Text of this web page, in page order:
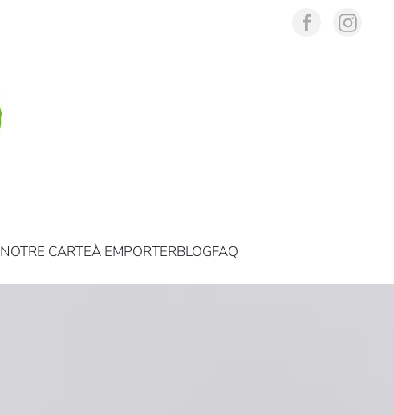
NOTRE CARTEÀ EMPORTERBLOGFAQ